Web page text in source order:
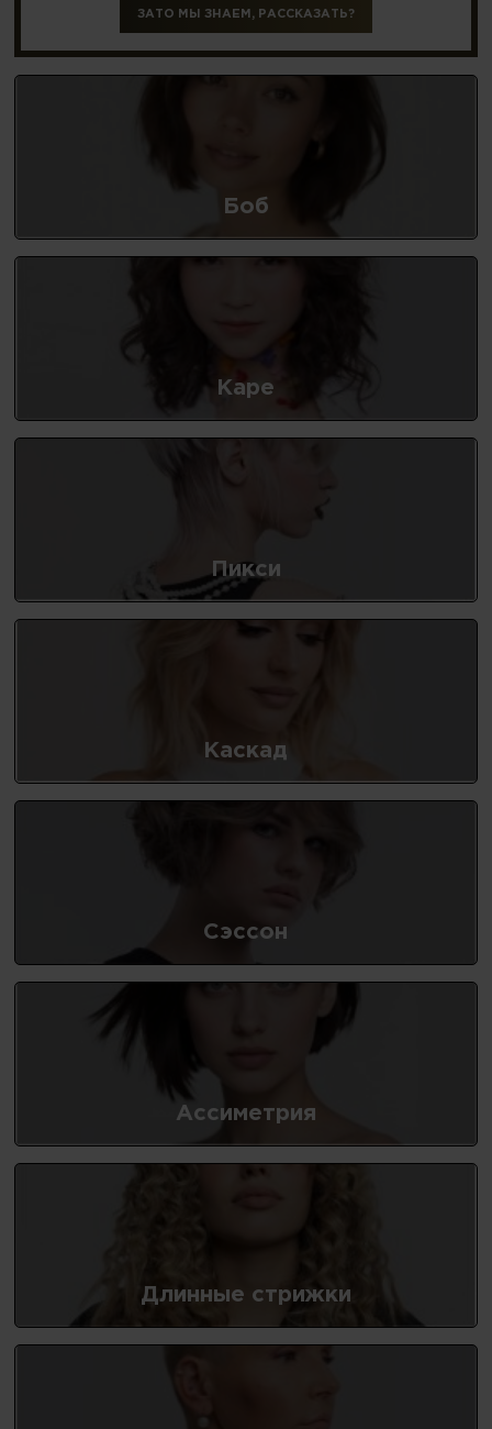
ЗАТО МЫ ЗНАЕМ, РАССКАЗАТЬ?
Боб
Каре
Пикси
Каскад
Сэссон
Ассиметрия
Длинные стрижки